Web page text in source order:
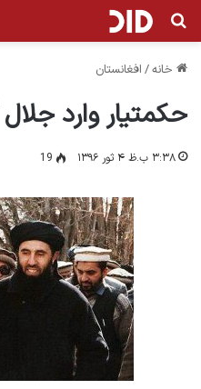
جستجو برای
خانه/ افغانستان
حکمتیار وارد
۳:۳۸ ب.ظ ۴ ثور ۱۳۹۶ 19